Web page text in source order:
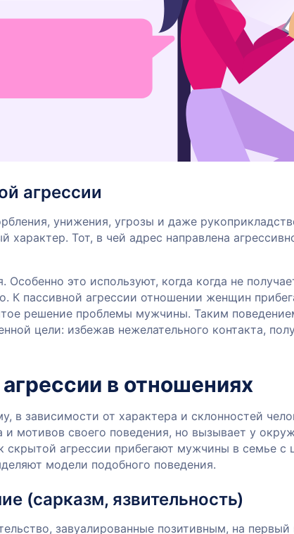
агрессии
унижения, угрозы и даже
Тот, в чей адрес направлена
это используют, когда когда не
К пассивной агрессии отношении женщин
решение проблемы мужчины. Таким
цели: избежав нежелательного контакта,
в отношениях
в зависимости от характера и склонностей
мотивов своего поведения, но вызывает у
агрессии прибегают мужчины в семье с
модели подобного поведения.
(сарказм, язвительность)
завуалированные позитивным, на первый